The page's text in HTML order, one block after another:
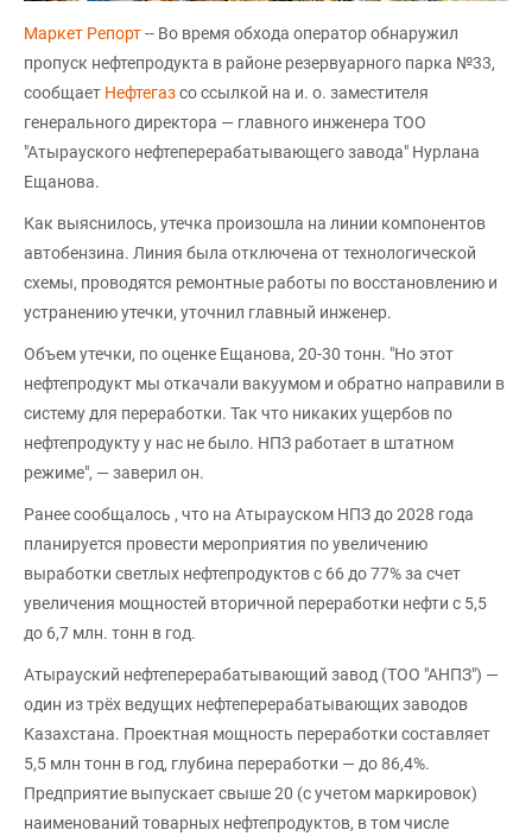
Маркет Репорт-- Во время обхода оператор обнаружил
пропуск нефтепродукта в районе резервуарного парка №33,
сообщает Нефтегазсо ссылкой на и. о. заместителя
генерального директора — главного инженера ТОО
"Атырауского нефтеперерабатывающего завода" Нурлана
Ещанова.
Как выяснилось, утечка произошла на линии компонентов
автобензина. Линия была отключена от технологической
схемы, проводятся ремонтные работы по восстановлению и
устранению утечки, уточнил главный инженер.
Объем утечки, по оценке Ещанова, 20-30 тонн. "Но этот
нефтепродукт мы откачали вакуумом и обратно направили в
систему для переработки. Так что никаких ущербов по
нефтепродукту у нас не было. НПЗ работает в штатном
режиме", — заверил он.
Ранее сообщалось , что на Атырауском НПЗ до 2028 года
планируется провести мероприятия по увеличению
выработки светлых нефтепродуктов с 66 до 77% за счет
увеличения мощностей вторичной переработки нефти с 5,5
до 6,7 млн. тонн в год.
Атырауский нефтеперерабатывающий завод (ТОО "АНПЗ") —
один из трёх ведущих нефтеперерабатывающих заводов
Казахстана. Проектная мощность переработки составляет
5,5 млн тонн в год, глубина переработки — до 86,4%.
Предприятие выпускает свыше 20 (с учетом маркировок)
наименований товарных нефтепродуктов, в том числе